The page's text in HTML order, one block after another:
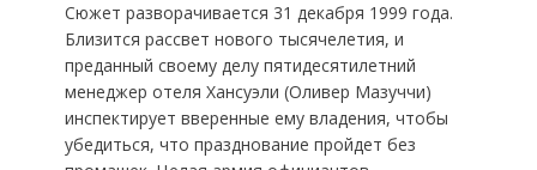
Сюжет разворачивается 31 декабря 1999 года.
Близится рассвет нового тысячелетия, и
преданный своему делу пятидесятилетний
менеджер отеля Хансуэли (Оливер Мазуччи)
инспектирует вверенные ему владения, чтобы
убедиться, что празднование пройдет без